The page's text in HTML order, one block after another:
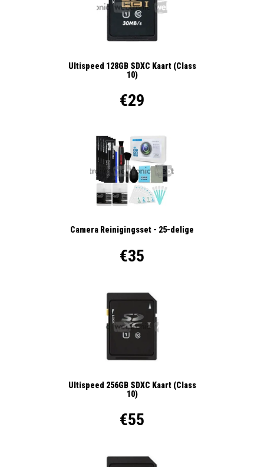
Ultispeed 128GB SDXC Kaart (Class
10)
€29
Camera Reinigingsset - 25-delige
€35
Ultispeed 256GB SDXC Kaart (Class
10)
€55